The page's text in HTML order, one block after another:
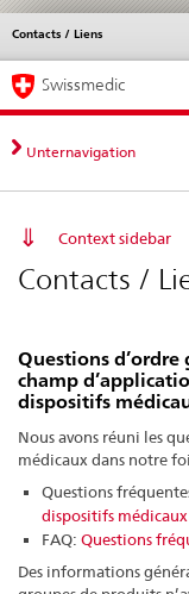
Navigation
directe:
actualités,
bases
contact
Actualités & Mises à
Contacts / Liens
Service
Navigation
Swissmedic
Unternavigation
Context sidebar
Contacts /
Questions
champ
dispositifs
Nous avons réuni les
médicaux dans notre
Questions
dispositifs médicaux
FAQ:Questions
Des informations